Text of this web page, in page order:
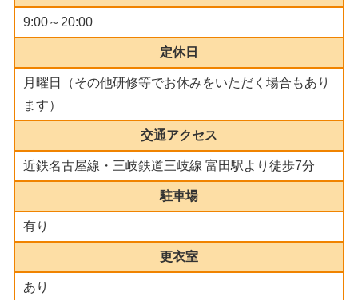
9:00～20:00
定休日
月曜日（その他研修等でお休みをいただく場合もあり
ます）
交通アクセス
近鉄名古屋線・三岐鉄道三岐線 富田駅より徒歩7分
駐車場
有り
更衣室
あり